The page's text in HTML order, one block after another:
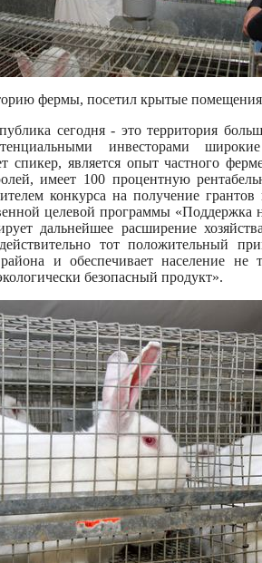
фермы, посетил крытые
сегодня - это территория
инвесторами
спикер, является опыт частного
имеет 100 процентную
конкурса на получение
целевой программы
дальнейшее расширение
тот положительный
и обеспечивает население не
безопасный продукт».